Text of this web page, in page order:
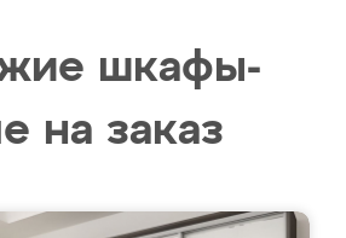
шкафы-
на заказ